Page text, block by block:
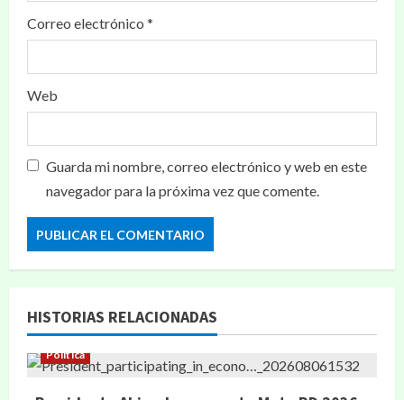
Correo electrónico *
Web
Guarda mi nombre, correo electrónico y web en este
navegador para la próxima vez que comente.
HISTORIAS RELACIONADAS
Política